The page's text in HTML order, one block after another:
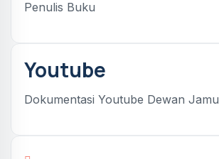
Penulis Buku
Youtube
Dokumentasi Youtube Dewan Jamu